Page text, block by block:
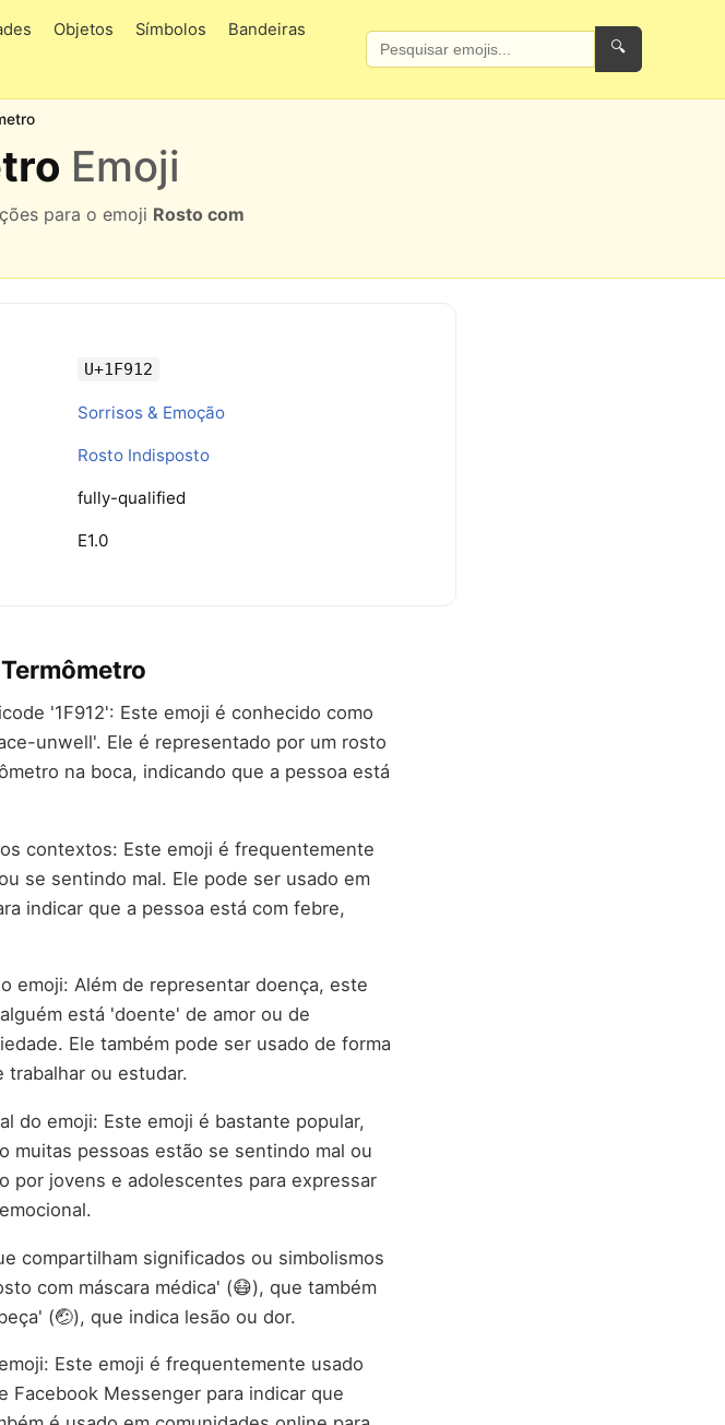
Objetos Símbolos
Bandeiras
🔍
Emoji
para o emoji Rosto com
U+1F912
Sorrisos & Emoção
Rosto Indisposto
fully-qualified
E1.0
'1F912': Este emoji é conhecido como
unwell'. Ele é representado por um rosto
na boca, indicando que a pessoa está
contextos: Este emoji é frequentemente
se sentindo mal. Ele pode ser usado em
indicar que a pessoa está com febre,
emoji: Além de representar doença, este
está 'doente' de amor ou de
Ele também pode ser usado de forma
trabalhar ou estudar.
do emoji: Este emoji é bastante popular,
muitas pessoas estão se sentindo mal ou
por jovens e adolescentes para expressar
compartilham significados ou simbolismos
com máscara médica' (😷), que também
(🤕), que indica lesão ou dor.
Este emoji é frequentemente usado
Facebook Messenger para indicar que